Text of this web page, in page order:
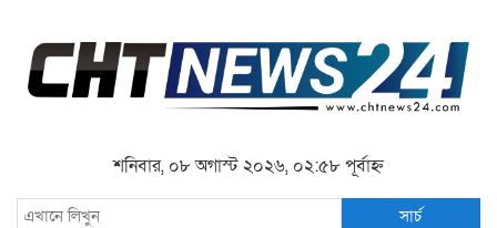
শনিবার, ০৮ অগাস্ট ২০২৬, ০২:৫৮ পূর্বাহ্ন
সার্চ